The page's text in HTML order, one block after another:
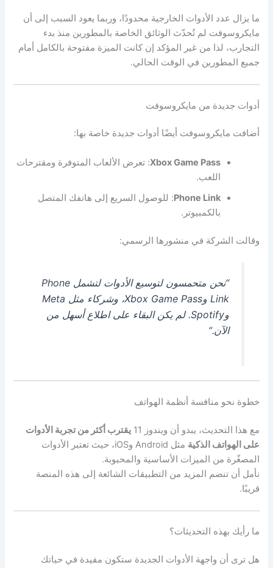
ما يزال عدد الأدوات الخارجية محدودًا، وربما يعود السبب إلى أن
مايكروسوفت لم تُحدّث الوثائق الخاصة بالمطورين منذ بدء
التجارب، لذا من غير المؤكد إن كانت الميزة مفتوحة بالكامل أمام
جميع المطورين في الوقت الحالي.
أدوات جديدة من مايكروسوفت
أضافت مايكروسوفت أيضًا أدوات جديدة خاصة بها:
Xbox Game Pass: تعرض الألعاب المتوفرة ومقترحات
اللعب.
Phone Link: للوصول السريع إلى هاتفك المتصل
بالكمبيوتر.
وقالت الشركة في منشورها الرسمي:
“نحن متحمسون لتوسيع الأدوات لتشمل Phone
Link وXbox Game Pass، وشركاء مثل Meta
وSpotify. لم يكن البقاء على اطلاع أسهل من
الآن.”
خطوة نحو منافسة أنظمة الهواتف
مع هذا التحديث، يبدو أن ويندوز 11
يقترب أكثر من تجربة الأدوات
على الهواتف الذكية
مثل Android وiOS، حيث تعتبر الأدوات
المصغّرة من الميزات الأساسية والمحبوبة.
نأمل أن تنضم المزيد من التطبيقات الشائعة إلى هذه المنصة
قريبًا.
ما رأيك بهذه التحديثات؟
هل ترى أن واجهة الأدوات الجديدة ستكون مفيدة في حياتك